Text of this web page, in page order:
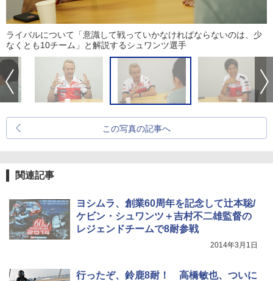
ライバルについて「意識して戦っていかなければならないのは、少
なくとも10チーム」と解説するシュワンツ選手
この写真の記事へ
関連記事
ヨシムラ、創業60周年を記念して辻本聡/
ケビン・シュワンツ＋吉村不二雄監督の
レジェンドチームで8耐参戦
2014年3月1日
行ったぞ、鈴鹿8耐！ 高橋敏也、ついに